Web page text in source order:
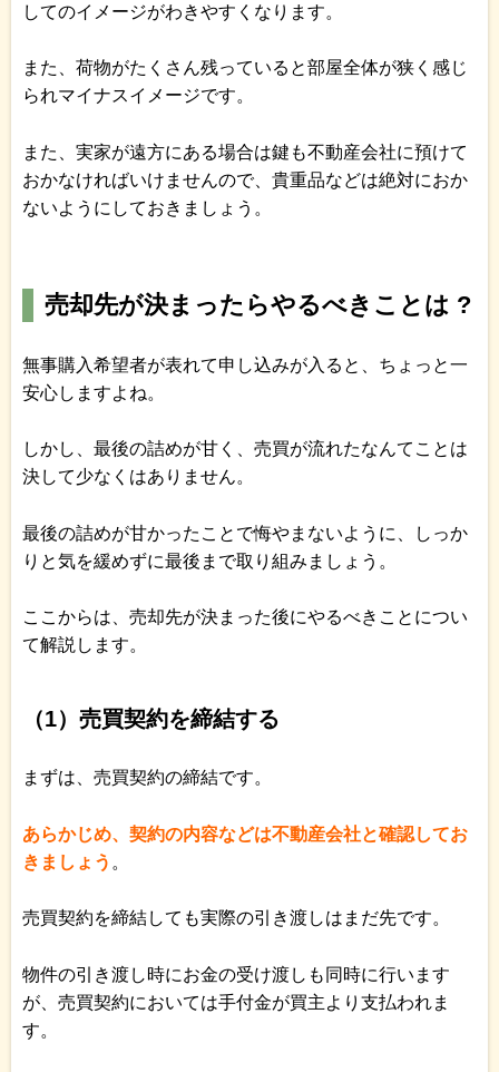
してのイメージがわきやすくなります。
また、荷物がたくさん残っていると部屋全体が狭く感じ
られマイナスイメージです。
また、実家が遠方にある場合は鍵も不動産会社に預けて
おかなければいけませんので、貴重品などは絶対におか
ないようにしておきましょう。
売却先が決まったらやるべきことは ?
無事購入希望者が表れて申し込みが入ると、ちょっと一
安心しますよね。
しかし、最後の詰めが甘く、売買が流れたなんてことは
決して少なくはありません。
最後の詰めが甘かったことで悔やまないように、しっか
りと気を緩めずに最後まで取り組みましょう。
ここからは、売却先が決まった後にやるべきことについ
て解説します。
（1）売買契約を締結する
まずは、売買契約の締結です。
あらかじめ、契約の内容などは不動産会社と確認してお
きましょう 。
売買契約を締結しても実際の引き渡しはまだ先です。
物件の引き渡し時にお金の受け渡しも同時に行います
が、売買契約においては手付金が買主より支払われま
す。